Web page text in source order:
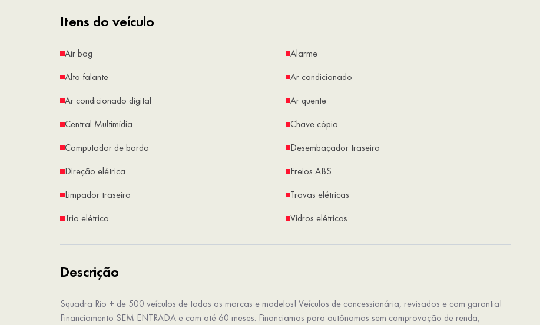
Itens do veículo
Air bag
Alarme
Alto falante
Ar condicionado
Ar condicionado digital
Ar quente
Central Multimídia
Chave cópia
Computador de bordo
Desembaçador traseiro
Direção elétrica
Freios ABS
Limpador traseiro
Travas elétricas
Trio elétrico
Vidros elétricos
Descrição
Squadra Rio + de 500 veículos de todas as marcas e modelos! Veículos de concessionária, revisados e com garantia!
Financiamento SEM ENTRADA e com até 60 meses. Financiamos para autônomos sem comprovação de renda,